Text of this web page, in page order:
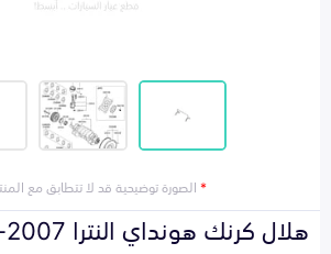
*الصورة توضيحية قد لا تتطابق مع
هلال كرنك هونداي النترا 2007-2011